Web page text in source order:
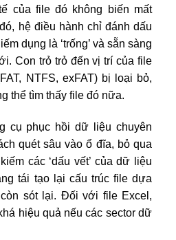
của file đó không biến mất
hệ điều hành chỉ đánh dấu
dụng là ‘trống’ và sẵn sàng
Con trỏ trỏ đến vị trí của file
NTFS, exFAT) bị loại bỏ,
thể tìm thấy file đó nữa.
cụ phục hồi dữ liệu chuyên
quét sâu vào ổ đĩa, bỏ qua
các ‘dấu vết’ của dữ liệu
tái tạo lại cấu trúc file dựa
sót lại. Đối với file Excel,
hiệu quả nếu các sector dữ